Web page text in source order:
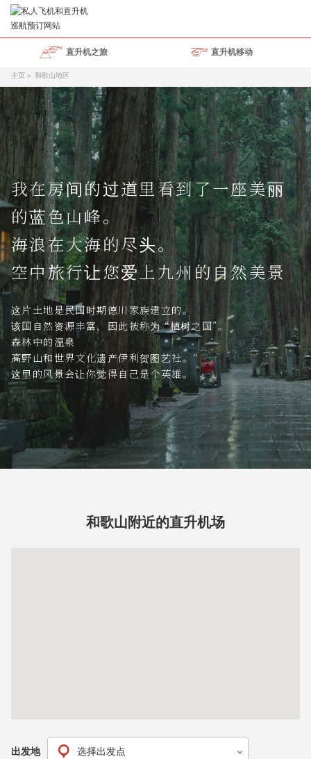
直升机之旅 直升机移动
主页 和歌山地区
我在房间的过道里看到了一座美丽
的蓝色山峰。
海浪在大海的尽头。
空中旅行让您爱上九州的自然美景
这片土地是民国时期德川家族建立的。
该国自然资源丰富，因此被称为 “植树之国”。
森林中的温泉
高野山和世界文化遗产伊利贺图艺社。“
这里的风景会让你觉得自己是个英雄。
和歌山附近的直升机场
出发地